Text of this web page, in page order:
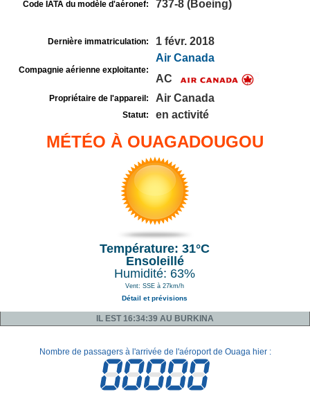
Code IATA du modèle d'aéronef: 737-8 (Boeing)
Dernière immatriculation: 1 févr. 2018
Compagnie aérienne exploitante:
Air Canada
AC
Propriétaire de l'appareil: Air Canada
Statut: en activité
MÉTÉO À OUAGADOUGOU
Température: 31°C
Ensoleillé
Humidité: 63%
Vent: SSE à 27km/h
Détail et prévisions
IL EST 16:34:39 AU BURKINA
Nombre de passagers à l'arrivée de l'aéroport de Ouaga hier :